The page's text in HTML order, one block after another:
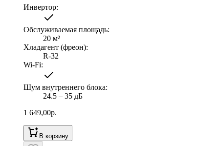
Инвертор:
Обслуживаемая площадь:
20 м²
Хладагент (фреон):
R-32
Wi-Fi:
Шум внутреннего блока:
24.5 ‒ 35 дБ
1 649,00р.
В корзину